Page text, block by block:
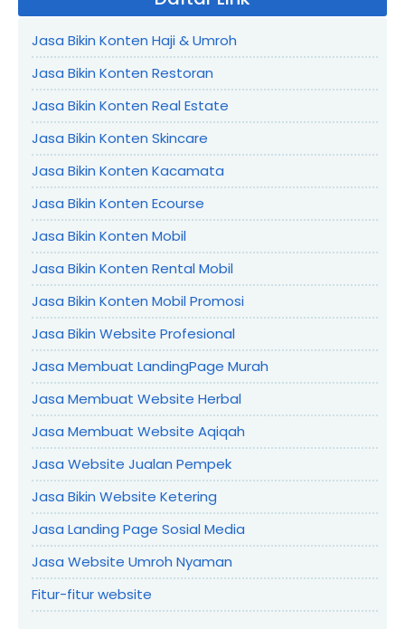
Jasa Bikin Konten Haji & Umroh
Jasa Bikin Konten Restoran
Jasa Bikin Konten Real Estate
Jasa Bikin Konten Skincare
Jasa Bikin Konten Kacamata
Jasa Bikin Konten Ecourse
Jasa Bikin Konten Mobil
Jasa Bikin Konten Rental Mobil
Jasa Bikin Konten Mobil Promosi
Jasa Bikin Website Profesional
Jasa Membuat LandingPage Murah
Jasa Membuat Website Herbal
Jasa Membuat Website Aqiqah
Jasa Website Jualan Pempek
Jasa Bikin Website Ketering
Jasa Landing Page Sosial Media
Jasa Website Umroh Nyaman
Fitur-fitur website